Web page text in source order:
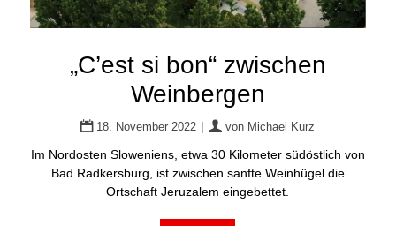
„C’est si bon“ zwischen
Weinbergen
18. November 2022 | von Michael Kurz
Im Nordosten Sloweniens, etwa 30 Kilometer südöstlich von
Bad Radkersburg, ist zwischen sanfte Weinhügel die
Ortschaft Jeruzalem eingebettet.